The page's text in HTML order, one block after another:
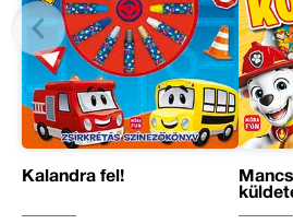
Kalandra fel!